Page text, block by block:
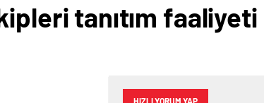
tanıtım faaliyeti